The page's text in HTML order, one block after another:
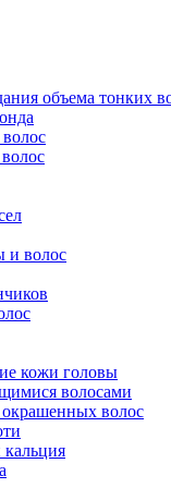
объема тонких
и волос
кожи головы
волосами
волос